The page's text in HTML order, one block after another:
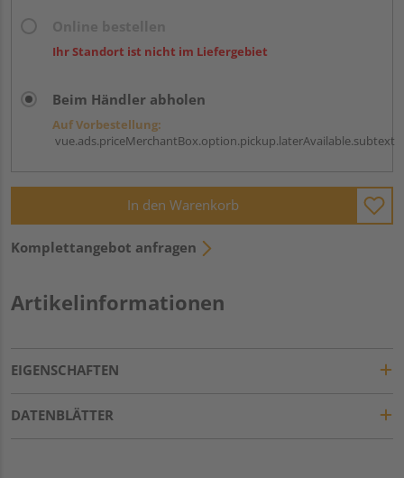
Ihr Standort ist nicht im Liefergebiet
Beim Händler abholen
Auf Vorbestellung:
vue.ads.priceMerchantBox.option.pickup.laterAvailable.subtext
In den Warenkorb
Komplettangebot anfragen
Artikelinformationen
EIGENSCHAFTEN
DATENBLÄTTER